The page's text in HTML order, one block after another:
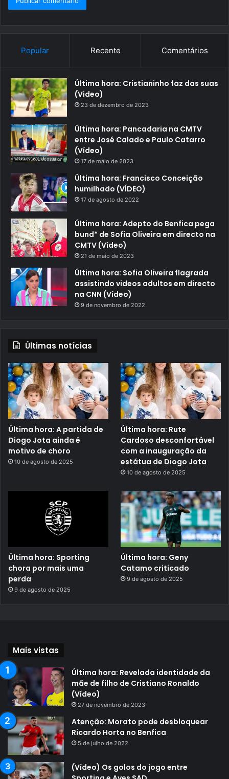
Popular Recente Comentários
Última hora: Cristianinho faz das suas
(Video)
23 de dezembro de 2023
Última hora: Pancadaria na CMTV
entre José Calado e Paulo Catarro
(Vídeo)
17 de maio de 2023
Última hora: Francisco Conceição
humilhado (VÍDEO)
17 de agosto de 2022
Última hora: Adepto do Benfica pega
bund* de Sofia Oliveira em directo na
CMTV (Vídeo)
21 de maio de 2023
Última hora: Sofia Oliveira flagrada
assistindo videos adultos em directo
na CNN (Vídeo)
9 de novembro de 2022
Últimas notícias
Última hora: A partida de
Diogo Jota ainda é
motivo de choro
10 de agosto de 2025
Última hora: Rute
Cardoso desconfortável
com a inauguração da
estátua de Diogo Jota
10 de agosto de 2025
Última hora: Sporting
chora por mais uma
perda
9 de agosto de 2025
Última hora: Geny
Catamo criticado
9 de agosto de 2025
Mais vistas
Última hora: Revelada identidade da
mãe de filho de Cristiano Ronaldo
(Vídeo)
27 de novembro de 2023
Atenção: Morato pode desbloquear
Ricardo Horta no Benfica
5 de julho de 2022
(Vídeo) Os golos do jogo entre